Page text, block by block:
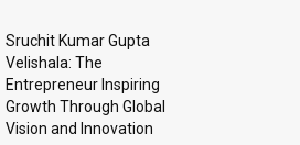
Sruchit Kumar Gupta
Velishala: The
Entrepreneur Inspiring
Growth Through Global
Vision and Innovation